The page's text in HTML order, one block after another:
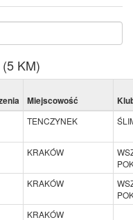
KM)
Miejscowość
TENCZYNEK
KRAKÓW
KRAKÓW
KRAKÓW